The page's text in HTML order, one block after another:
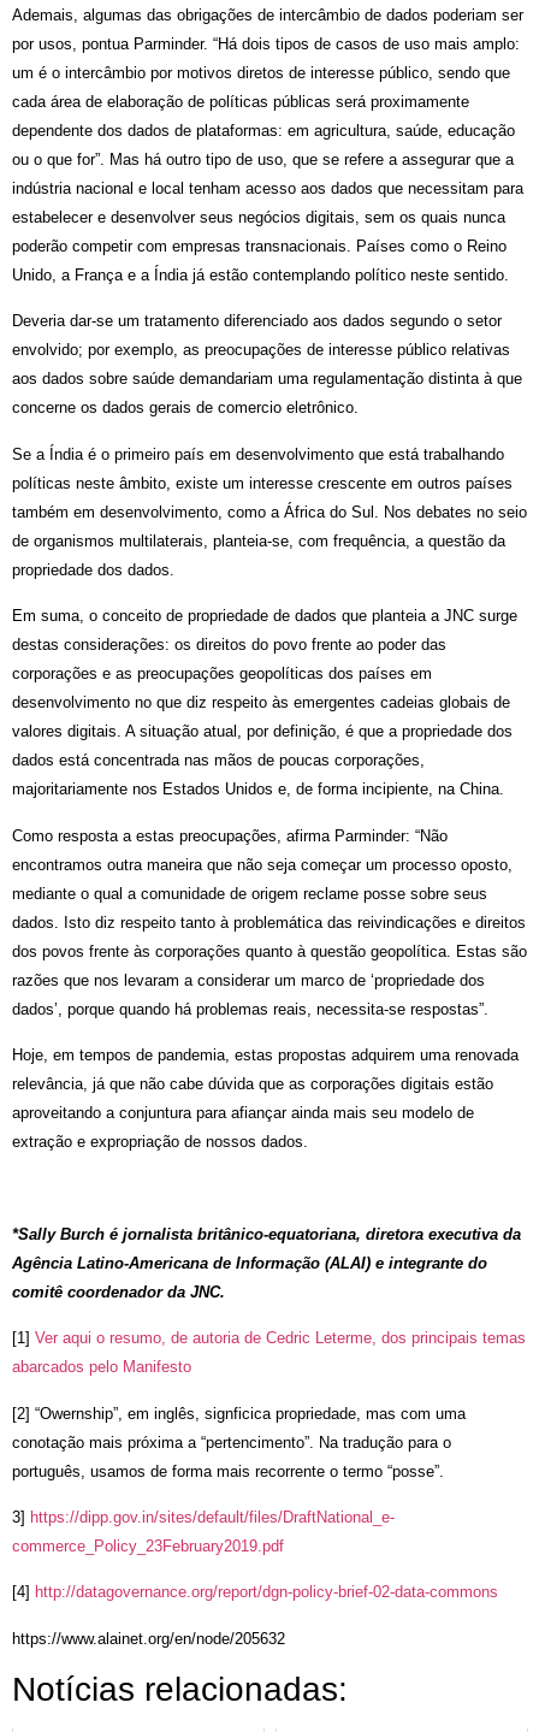
Ademais, algumas das obrigações de intercâmbio de dados poderiam ser
por usos, pontua Parminder. “Há dois tipos de casos de uso mais amplo:
um é o intercâmbio por motivos diretos de interesse público, sendo que
cada área de elaboração de políticas públicas será proximamente
dependente dos dados de plataformas: em agricultura, saúde, educação
ou o que for”. Mas há outro tipo de uso, que se refere a assegurar que a
indústria nacional e local tenham acesso aos dados que necessitam para
estabelecer e desenvolver seus negócios digitais, sem os quais nunca
poderão competir com empresas transnacionais. Países como o Reino
Unido, a França e a Índia já estão contemplando político neste sentido.
Deveria dar-se um tratamento diferenciado aos dados segundo o setor
envolvido; por exemplo, as preocupações de interesse público relativas
aos dados sobre saúde demandariam uma regulamentação distinta à que
concerne os dados gerais de comercio eletrônico.
Se a Índia é o primeiro país em desenvolvimento que está trabalhando
políticas neste âmbito, existe um interesse crescente em outros países
também em desenvolvimento, como a África do Sul. Nos debates no seio
de organismos multilaterais, planteia-se, com frequência, a questão da
propriedade dos dados.
Em suma, o conceito de propriedade de dados que planteia a JNC surge
destas considerações: os direitos do povo frente ao poder das
corporações e as preocupações geopolíticas dos países em
desenvolvimento no que diz respeito às emergentes cadeias globais de
valores digitais. A situação atual, por definição, é que a propriedade dos
dados está concentrada nas mãos de poucas corporações,
majoritariamente nos Estados Unidos e, de forma incipiente, na China.
Como resposta a estas preocupações, afirma Parminder: “Não
encontramos outra maneira que não seja começar um processo oposto,
mediante o qual a comunidade de origem reclame posse sobre seus
dados. Isto diz respeito tanto à problemática das reivindicações e direitos
dos povos frente às corporações quanto à questão geopolítica. Estas são
razões que nos levaram a considerar um marco de ‘propriedade dos
dados’, porque quando há problemas reais, necessita-se respostas”.
Hoje, em tempos de pandemia, estas propostas adquirem uma renovada
relevância, já que não cabe dúvida que as corporações digitais estão
aproveitando a conjuntura para afiançar ainda mais seu modelo de
extração e expropriação de nossos dados.
*Sally Burch é jornalista britânico-equatoriana, diretora executiva da
Agência Latino-Americana de Informação (ALAI) e integrante do
comitê coordenador da JNC.
[1] Ver aqui o resumo, de autoria de Cedric Leterme, dos principais temas
abarcados pelo Manifesto
[2] “Owernship”, em inglês, signficica propriedade, mas com uma
conotação mais próxima a “pertencimento”. Na tradução para o
português, usamos de forma mais recorrente o termo “posse”.
3] https://dipp.gov.in/sites/default/files/DraftNational_e-
commerce_Policy_23February2019.pdf
[4] http://datagovernance.org/report/dgn-policy-brief-02-data-commons
https://www.alainet.org/en/node/205632
Notícias relacionadas: